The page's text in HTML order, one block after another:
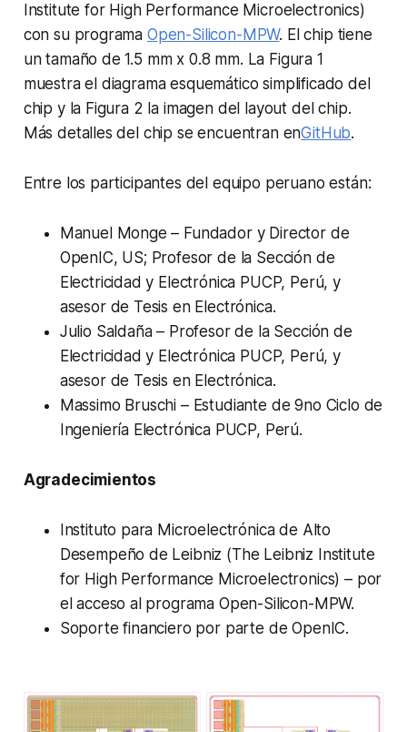
Institute for High Performance Microelectronics)
con su programa Open-Silicon-MPW. El chip tiene
un tamaño de 1.5 mm x 0.8 mm. La Figura 1
muestra el diagrama esquemático simplificado del
chip y la Figura 2 la imagen del layout del chip.
Más detalles del chip se encuentran enGitHub.
Entre los participantes del equipo peruano están:
Manuel Monge – Fundador y Director de
OpenIC, US; Profesor de la Sección de
Electricidad y Electrónica PUCP, Perú, y
asesor de Tesis en Electrónica.
Julio Saldaña – Profesor de la Sección de
Electricidad y Electrónica PUCP, Perú, y
asesor de Tesis en Electrónica.
Massimo Bruschi – Estudiante de 9no Ciclo de
Ingeniería Electrónica PUCP, Perú.
Agradecimientos
Instituto para Microelectrónica de Alto
Desempeño de Leibniz (The Leibniz Institute
for High Performance Microelectronics) – por
el acceso al programa Open-Silicon-MPW.
Soporte financiero por parte de OpenIC.